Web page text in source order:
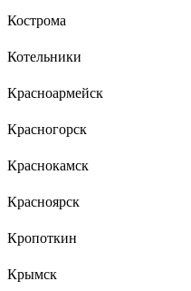
Кострома
Котельники
Красноармейск
Красногорск
Краснокамск
Красноярск
Кропоткин
Крымск